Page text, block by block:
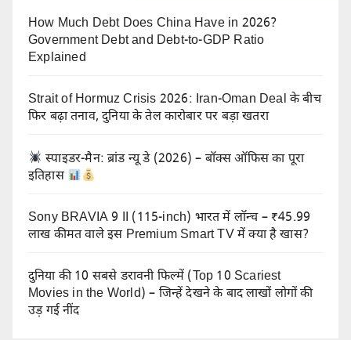
How Much Debt Does China Have in 2026?
Government Debt and Debt-to-GDP Ratio
Explained
Strait of Hormuz Crisis 2026: Iran-Oman Deal के बीच
फिर बढ़ा तनाव, दुनिया के तेल कारोबार पर बड़ा खतरा
स्पाइडर-मैन: ब्रांड न्यू डे (2026) – बॉक्स ऑफिस का पूरा
इतिहास
Sony BRAVIA 9 II (115-inch) भारत में लॉन्च – ₹45.99
लाख कीमत वाले इस Premium Smart TV में क्या है खास?
दुनिया की 10 सबसे डरावनी फिल्में (Top 10 Scariest
Movies in the World) – जिन्हें देखने के बाद लाखों लोगों की
उड़ गई नींद